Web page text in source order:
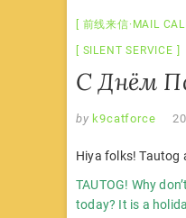
前线来信·MAIL
SILENT SERVICE
С Днём
by k9catforce
Hiya folks! Tautog
TAUTOG! Why
today? It is a